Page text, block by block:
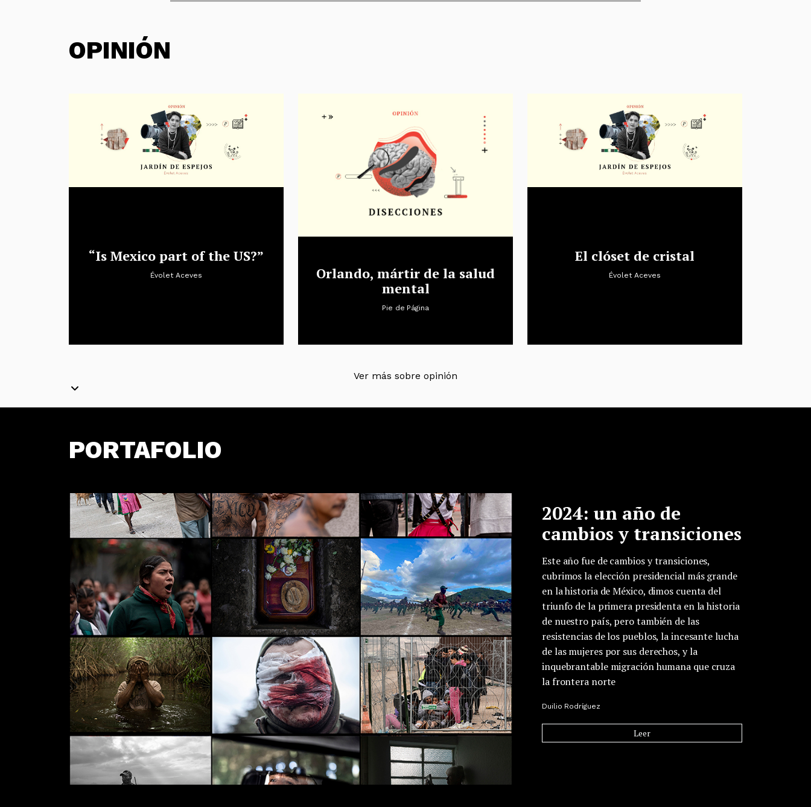
OPINIÓN
“Is Mexico part of the US?”
Évolet Aceves
Orlando, mártir de la salud
mental
Pie de Página
El clóset de cristal
Évolet Aceves
Ver más sobre opinión
PORTAFOLIO
2024: un año de
cambios y transiciones
Este año fue de cambios y transiciones,
cubrimos la elección presidencial más grande
en la historia de México, dimos cuenta del
triunfo de la primera presidenta en la historia
de nuestro país, pero también de las
resistencias de los pueblos, la incesante lucha
de las mujeres por sus derechos, y la
inquebrantable migración humana que cruza
la frontera norte
Duilio Rodríguez
Leer